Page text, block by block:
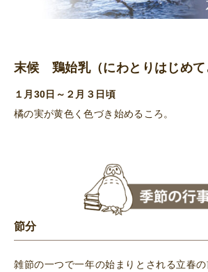
末候 鶏始乳（にわとりはじめて
１月30日～２月３日頃
橘の実が黄色く色づき始めるころ。
節分
雑節の一つで一年の始まりとされる立春